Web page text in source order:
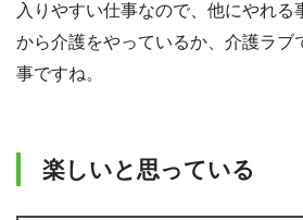
入りやすい仕事なので、他にやれる
から介護をやっているか、介護ラブ
事ですね。
楽しいと思っている